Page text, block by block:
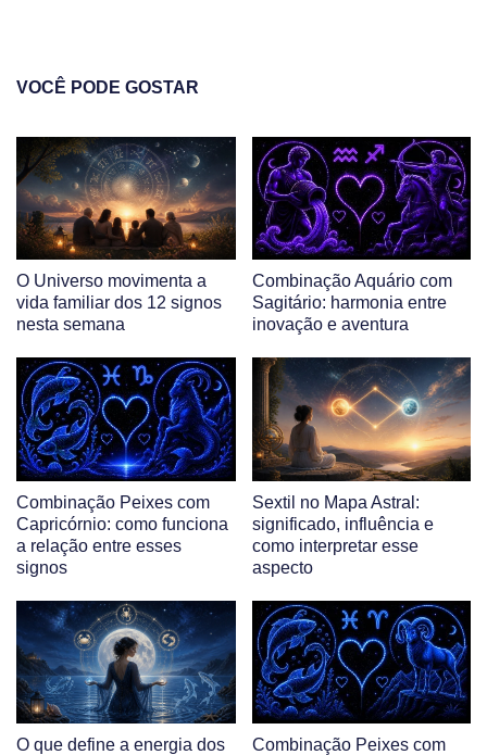
VOCÊ PODE GOSTAR
O Universo movimenta a
vida familiar dos 12 signos
nesta semana
Combinação Aquário com
Sagitário: harmonia entre
inovação e aventura
Combinação Peixes com
Capricórnio: como funciona
a relação entre esses
signos
Sextil no Mapa Astral:
significado, influência e
como interpretar esse
aspecto
O que define a energia dos
Combinação Peixes com